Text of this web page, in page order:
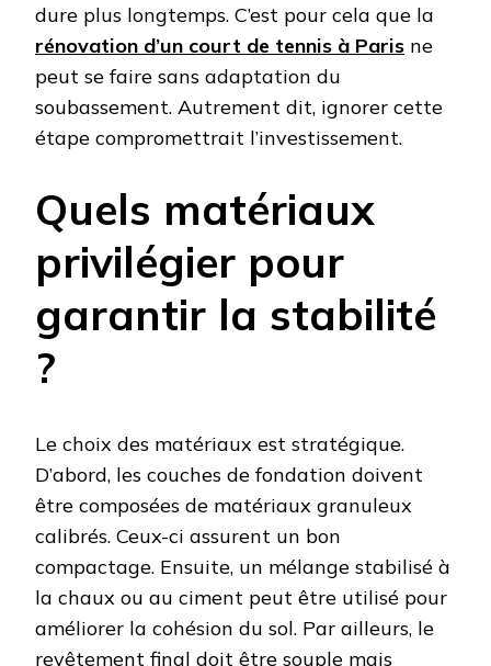
dure plus longtemps. C’est pour cela que la
rénovation d’un court de tennis à Paris ne
peut se faire sans adaptation du
soubassement. Autrement dit, ignorer cette
étape compromettrait l’investissement.
Quels matériaux
privilégier pour
garantir la stabilité
?
Le choix des matériaux est stratégique.
D’abord, les couches de fondation doivent
être composées de matériaux granuleux
calibrés. Ceux-ci assurent un bon
compactage. Ensuite, un mélange stabilisé à
la chaux ou au ciment peut être utilisé pour
améliorer la cohésion du sol. Par ailleurs, le
revêtement final doit être souple mais